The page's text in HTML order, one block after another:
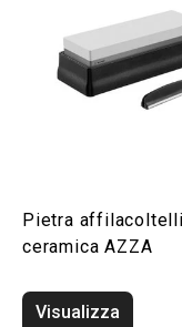
Pietra
ceramica AZZA
Visualizza